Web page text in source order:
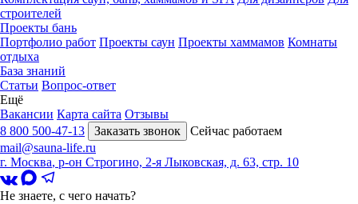
строителей
Проекты бань
Портфолио работ Проекты саун Проекты хаммамов Комнаты
отдыха
База знаний
Статьи Вопрос-ответ
Ещё
Вакансии Карта сайта Отзывы
8 800 500-47-13
Заказать звонок
Сейчас работаем
mail@sauna-life.ru
г. Москва, р-он Строгино, 2-я Лыковская, д. 63, стр. 10
Не знаете, с чего начать?